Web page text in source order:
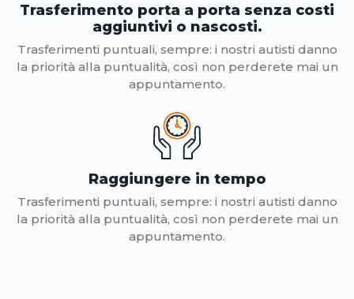
Trasferimento porta a porta senza costi
aggiuntivi o nascosti.
Trasferimenti puntuali, sempre: i nostri autisti danno
la priorità alla puntualità, così non perderete mai un
appuntamento.
Raggiungere in tempo
Trasferimenti puntuali, sempre: i nostri autisti danno
la priorità alla puntualità, così non perderete mai un
appuntamento.